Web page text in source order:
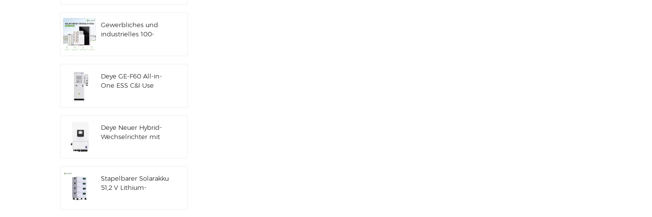
Gewerbliches und
industrielles 100-
Deye GE-F60 All-in-
One ESS C&I Use
51,2V 100Ah
Deye Neuer Hybrid-
Wechselrichter mit
Stapelbarer Solarakku
51,2 V Lithium-